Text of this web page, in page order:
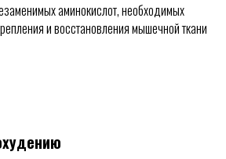
аминокислот, необходимых
и восстановления мышечной ткани